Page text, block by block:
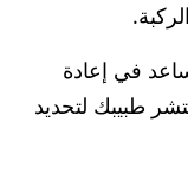
في إعادة
طبيبك لتحديد